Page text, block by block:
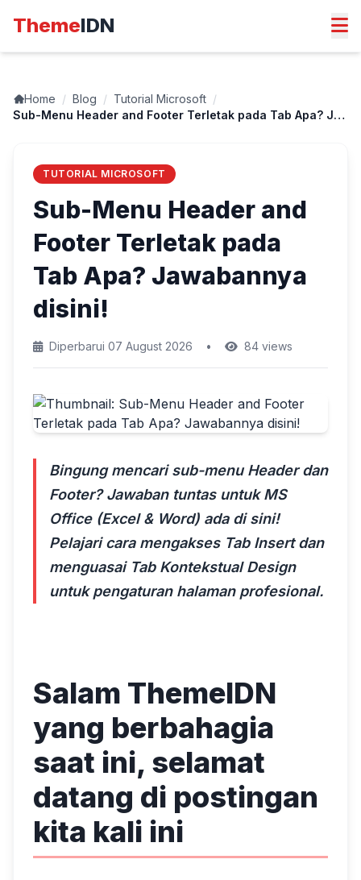
ThemeIDN
Home / Blog / Tutorial Microsoft /
Sub-Menu Header and Footer Terletak pada Tab Apa? Jawabannya disini!
TUTORIAL MICROSOFT
Sub-Menu Header and
Footer Terletak pada
Tab Apa? Jawabannya
disini!
Diperbarui 07 August 2026 • 84 views
Bingung mencari sub-menu Header dan
Footer? Jawaban tuntas untuk MS
Office (Excel & Word) ada di sini!
Pelajari cara mengakses Tab Insert dan
menguasai Tab Kontekstual Design
untuk pengaturan halaman profesional.
Salam ThemeIDN
yang berbahagia
saat ini, selamat
datang di postingan
kita kali ini